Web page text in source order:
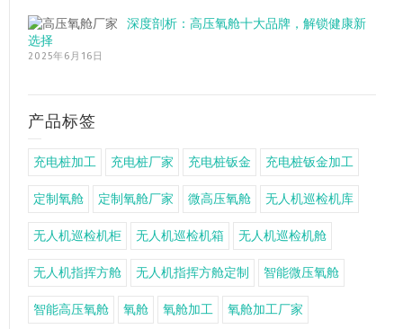
深度剖析：高压氧舱十大品牌，解锁健康新
选择
2025年6月16日
产品标签
充电桩加工 充电桩厂家 充电桩钣金 充电桩钣金加工
定制氧舱 定制氧舱厂家 微高压氧舱 无人机巡检机库
无人机巡检机柜 无人机巡检机箱 无人机巡检机舱
无人机指挥方舱 无人机指挥方舱定制 智能微压氧舱
智能高压氧舱 氧舱 氧舱加工 氧舱加工厂家